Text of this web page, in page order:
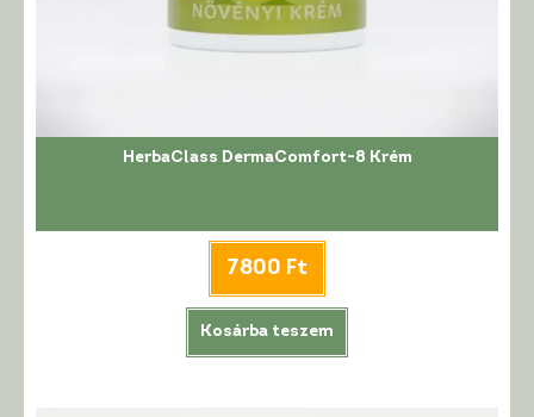
HerbaClass DermaComfort-8 Krém
7800 Ft
Kosárba teszem